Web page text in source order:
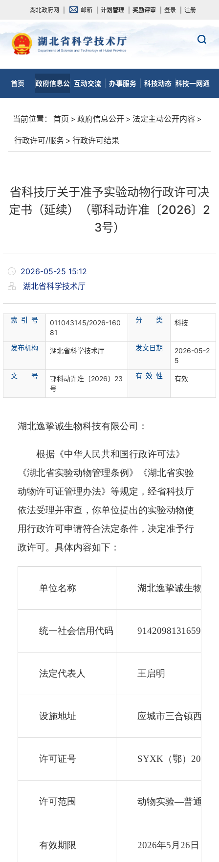
湖北政府网 邮箱 计划管理 奖励评审 登录 注册
首页 政府信息公 互动交流 办事服务 科技动态 科技一网通
当前位置： 首页 > 政府信息公开 > 法定主动公开内容 >
行政许可/服务 > 行政许可结果
省科技厅关于准予实验动物行政许可决
定书（延续）（鄂科动许准〔2026〕2
3号）
2026-05-25 15:12
湖北省科学技术厅
索 引 号
011043145/2026-160
81
分 类 科技
发布机构 湖北省科学技术厅 发文日期
2026-05-2
5
文 号
鄂科动许准〔2026〕23
号
有 效 性 有效
湖北逸挚诚生物科技有限公司 ：
根据《中华人民共和国行政许可法》
《湖北省实验动物管理条例》《湖北省实验
动物许可证管理办法》等规定，经省科技厅
依法受理并审查，你单位提出的实验动物使
用行政许可申请符合法定条件，决定准予行
政许可。具体内容如下：
单位名称 湖北逸挚诚生物科
统一社会信用代码
法定代表人 王启明
设施地址 应城市三合镇西头
许可证号 SYXK（鄂）2026
许可范围 动物实验—普通环
有效期限 2026年5 月 26日－